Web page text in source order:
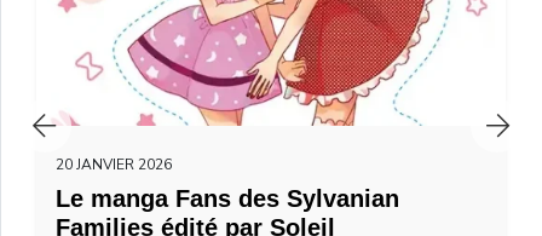
20 JANVIER 2026
Le manga Fans des Sylvanian
Families édité par Soleil